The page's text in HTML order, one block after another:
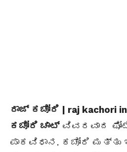
ರಾಜ್ ಕಚೋರಿ | raj kachori
ಕಚೋರಿ ಚಾಟ್ವಿವರವಾದ
ಪಾಕವಿಧಾನ. ಕಚೋರಿ